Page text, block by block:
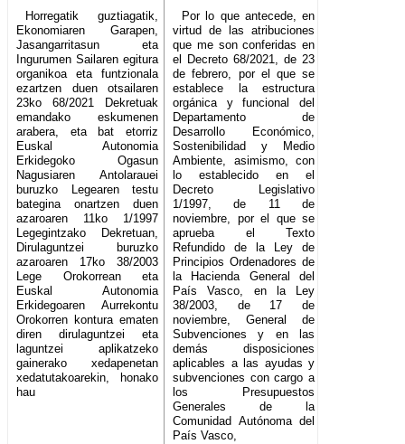
Horregatik guztiagatik,
Ekonomiaren Garapen,
Jasangarritasun eta
Ingurumen Sailaren egitura
organikoa eta funtzionala
ezartzen duen otsailaren
23ko 68/2021 Dekretuak
emandako eskumenen
arabera, eta bat etorriz
Euskal Autonomia
Erkidegoko Ogasun
Nagusiaren Antolarauei
buruzko Legearen testu
bategina onartzen duen
azaroaren 11ko 1/1997
Legegintzako Dekretuan,
Dirulaguntzei buruzko
azaroaren 17ko 38/2003
Lege Orokorrean eta
Euskal Autonomia
Erkidegoaren Aurrekontu
Orokorren kontura ematen
diren dirulaguntzei eta
laguntzei aplikatzeko
gainerako xedapenetan
xedatutakoarekin, honako
hau
Por lo que antecede, en
virtud de las atribuciones
que me son conferidas en
el Decreto 68/2021, de 23
de febrero, por el que se
establece la estructura
orgánica y funcional del
Departamento de
Desarrollo Económico,
Sostenibilidad y Medio
Ambiente, asimismo, con
lo establecido en el
Decreto Legislativo
1/1997, de 11 de
noviembre, por el que se
aprueba el Texto
Refundido de la Ley de
Principios Ordenadores de
la Hacienda General del
País Vasco, en la Ley
38/2003, de 17 de
noviembre, General de
Subvenciones y en las
demás disposiciones
aplicables a las ayudas y
subvenciones con cargo a
los Presupuestos
Generales de la
Comunidad Autónoma del
País Vasco,